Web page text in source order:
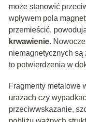
może stanowić
wpływem pola
przemieścić,
krwawienie.
niemagnetycznych
to potwierdzenia w
Fragmenty metalowe
urazach czy
przeciwwskazanie,